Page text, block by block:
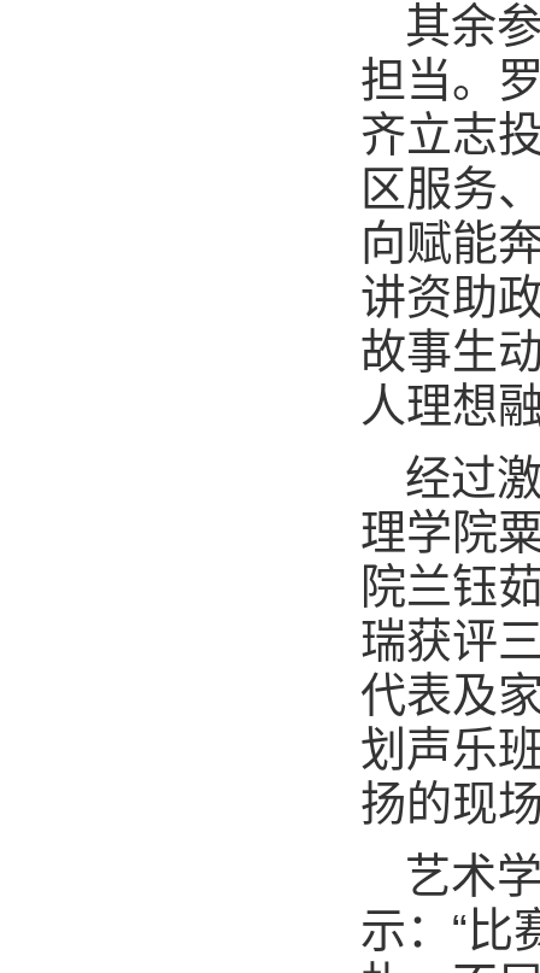
其余
担当。
齐立志
区服务
向赋能
讲资助
故事生
人理想
经过
理学院
院兰钰
瑞获评
代表及
划声乐
扬的现
艺术
示：“比